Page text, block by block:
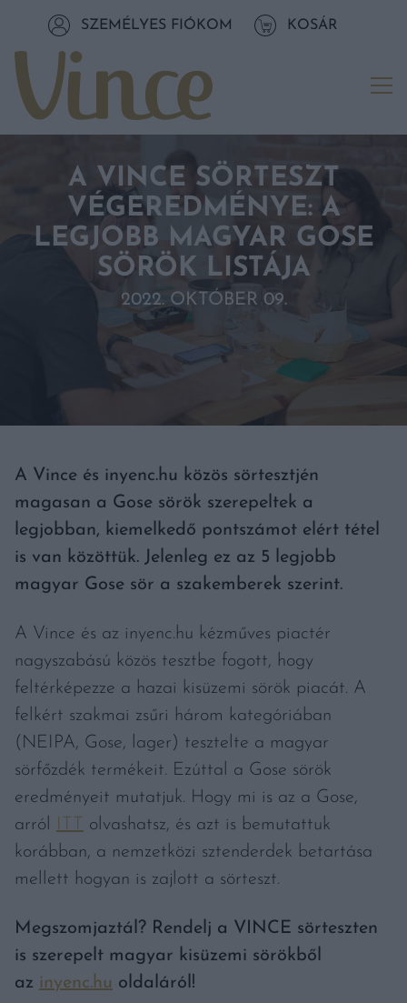
Tovább a tartalomhozSZEMÉLYES FIÓKOM KOSÁR
A VINCE SÖRTESZT
VÉGEREDMÉNYE: A
LEGJOBB MAGYAR GOSE
SÖRÖK LISTÁJA
2022. OKTÓBER 09.
A Vince és inyenc.hu közös sörtesztjén
magasan a Gose sörök szerepeltek a
legjobban, kiemelkedő pontszámot elért tétel
is van közöttük. Jelenleg ez az 5 legjobb
magyar Gose sör a szakemberek szerint.
A Vince és az inyenc.hu kézműves piactér
nagyszabású közös tesztbe fogott, hogy
feltérképezze a hazai kisüzemi sörök piacát. A
felkért szakmai zsűri három kategóriában
(NEIPA, Gose, lager) tesztelte a magyar
sörfőzdék termékeit. Ezúttal a Gose sörök
eredményeit mutatjuk. Hogy mi is az a Gose,
arról ITT
olvashatsz, és azt is bemutattuk
korábban, a nemzetközi sztenderdek betartása
mellett hogyan is zajlott a sörteszt.
Megszomjaztál? Rendelj a VINCE sörteszten
is szerepelt magyar kisüzemi sörökből
az inyenc.hu oldaláról!